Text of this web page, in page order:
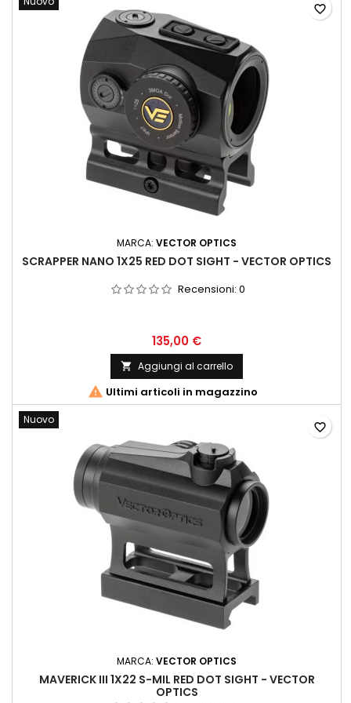
MARCA: VECTOR OPTICS
SCRAPPER NANO 1X25 RED DOT SIGHT - VECTOR OPTICS
Recensioni: 0
135,00 €
 Aggiungi al carrello
 Ultimi articoli in magazzino
favorite_border
Nuovo
MARCA: VECTOR OPTICS
MAVERICK III 1X22 S-MIL RED DOT SIGHT - VECTOR
OPTICS
favorite_border